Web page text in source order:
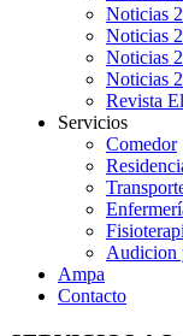
Noticias
Noticias
Noticias
Noticias
Revista
Servicios
Comedor
Audicion
Ampa
Contacto